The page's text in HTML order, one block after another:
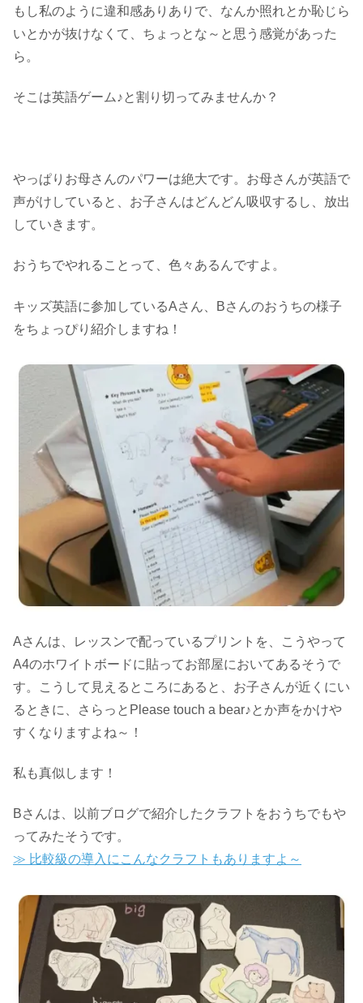
もし私のように違和感ありありで、なんか照れとか恥じら
いとかが抜けなくて、ちょっとな～と思う感覚があった
ら。
そこは英語ゲーム♪と割り切ってみませんか？
やっぱりお母さんのパワーは絶大です。お母さんが英語で
声がけしていると、お子さんはどんどん吸収するし、放出
していきます。
おうちでやれることって、色々あるんですよ。
キッズ英語に参加しているAさん、Bさんのおうちの様子
をちょっぴり紹介しますね！
Aさんは、レッスンで配っているプリントを、こうやって
A4のホワイトボードに貼ってお部屋においてあるそうで
す。こうして見えるところにあると、お子さんが近くにい
るときに、さらっとPlease touch a bear♪とか声をかけや
すくなりますよね～！
私も真似します！
Bさんは、以前ブログで紹介したクラフトをおうちでもや
ってみたそうです。
≫ 比較級の導入にこんなクラフトもありますよ～